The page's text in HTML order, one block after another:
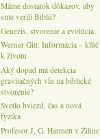
Máme dostatok dôkazov, aby
sme verili Biblii?
Genezis, stvorenie a evolúcia
Werner Gitt: Informácia – kľúč
k životu
Aký dopad má detekcia
gravitačných vĺn na biblické
stvorenie?
Svetlo hviezd, čas a nová
fyzika
Profesor J. G. Hartnett v Žiline